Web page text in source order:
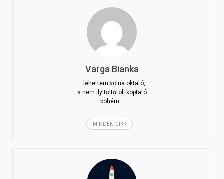
Varga Bianka
...lehettem volna oktató,
s nem ily töltőtoll koptató
bohém…
MINDEN CIKK